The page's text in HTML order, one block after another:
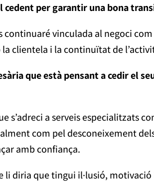
per garantir una bona
continuaré vinculada al negoci
clientela i la continuïtat de
que està pensant a cedir el
s’adreci a serveis especialitzats
com pel desconeixement
amb confiança.
li diria que tingui il·lusió,